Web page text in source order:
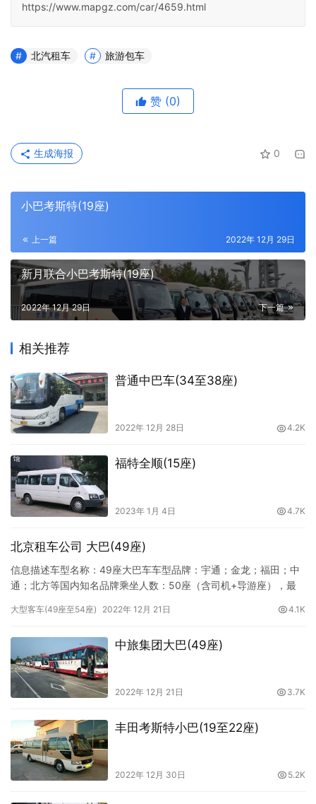
https://www.mapgz.com/car/4659.html
北汽租车 旅游包车
赞 (0)
0
生成海报
小巴考斯特(19座)
上一篇 2022年 12月 29日
新月联合小巴考斯特(19座)
下一篇
2022年 12月 29日
相关推荐
普通中巴车(34至38座)
2022年 12月 28日 4.2K
福特全顺(15座)
2023年 1月 4日 4.7K
北京租车公司 大巴(49座)
信息描述车型名称：49座大巴车车型品牌：宇通；金龙；福田；中
通；北方等国内知名品牌乘坐人数：50座（含司机+导游座），最
格：¥ 1700.00（限4小时50公里内）机场接送首都机场：¥
里）双超标准：超出时间12…
大型客车(49座至54座) 2022年 12月 21日 4.1K
中旅集团大巴(49座)
2022年 12月 21日 3.7K
丰田考斯特小巴(19至22座)
2022年 12月 30日 5.2K